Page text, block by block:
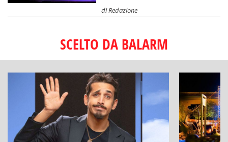
diRedazione
SCELTO DA BALARM